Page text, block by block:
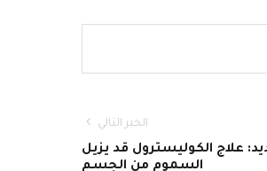
الخبر التالي
علاج الكوليسترول قد يزيل
السموم من الجسم